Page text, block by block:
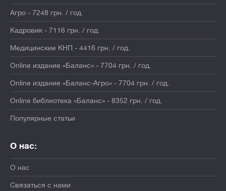
Агро - 7248 грн. / год.
Кадровик - 7116 грн. / год.
Медицинские КНП - 4416 грн. / год.
Online издание «Баланс» - 7704 грн. / год.
Online издание «Баланс-Агро» - 7704 грн. / год.
Online библиотека «Баланс» - 8352 грн. / год.
Популярные статьи
О нас:
О нас
Связаться с нами